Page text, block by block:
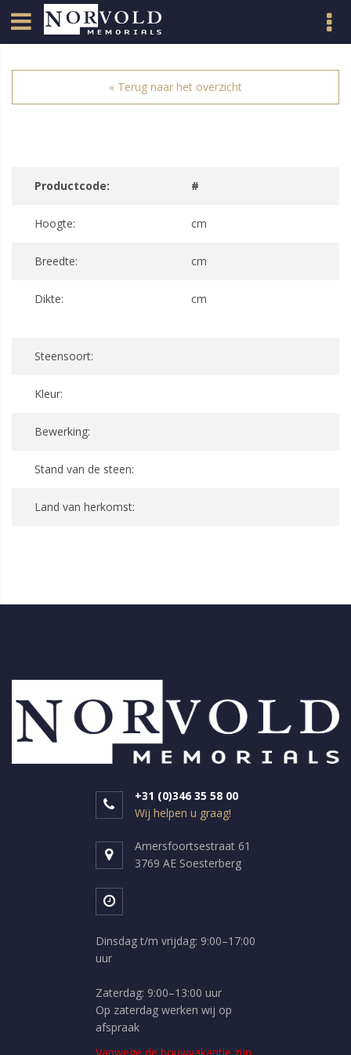
« Terug naar het overzicht
Productcode: #
Hoogte: cm
Breedte: cm
Dikte: cm
Steensoort:
Kleur:
Bewerking:
Stand van de steen:
Land van herkomst:
+31 (0)346 35 58 00
Wij helpen u graag!
Amersfoortsestraat 61
3769 AE Soesterberg
Dinsdag t/m vrijdag: 9:00–17:00
uur
Zaterdag: 9:00–13:00 uur
Op zaterdag werken wij op
afspraak